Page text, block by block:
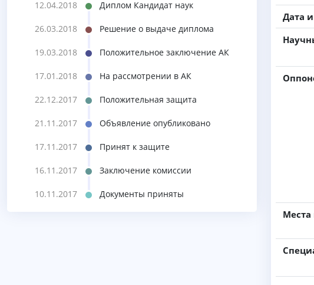
12.04.2018 Диплом Кандидат наук
26.03.2018 Решение о выдаче диплома
19.03.2018 Положительное заключение АК
17.01.2018 На рассмотрении в АК
22.12.2017 Положительная защита
21.11.2017 Объявление опубликовано
17.11.2017 Принят к защите
16.11.2017 Заключение комиссии
10.11.2017 Документы приняты
Дата